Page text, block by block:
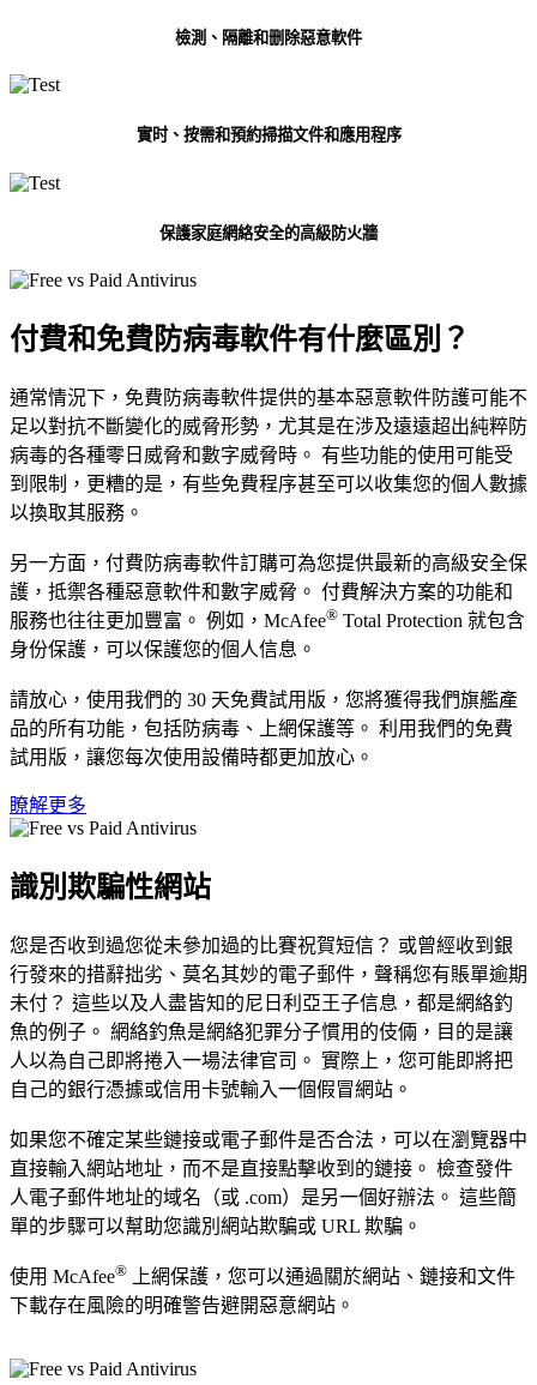
檢測、隔離和删除惡意軟件
實时、按需和預約掃描文件和應用程序
保護家庭網絡安全的高級防火牆
付費和免費防病毒軟件有什麼區別？
通常情況下，免費防病毒軟件提供的基本惡意軟件防護可能不
足以對抗不斷變化的威脅形勢，尤其是在涉及遠遠超出純粹防
病毒的各種零日威脅和數字威脅時。 有些功能的使用可能受
到限制，更糟的是，有些免費程序甚至可以收集您的個人數據
以換取其服務。
另一方面，付費防病毒軟件訂購可為您提供最新的高級安全保
護，抵禦各種惡意軟件和數字威脅。 付費解決方案的功能和
服務也往往更加豐富。 例如，McAfee® Total Protection 就包含
身份保護，可以保護您的個人信息。
請放心，使用我們的 30 天免費試用版，您將獲得我們旗艦產
品的所有功能，包括防病毒、上網保護等。 利用我們的免費
試用版，讓您每次使用設備時都更加放心。
瞭解更多
識別欺騙性網站
您是否收到過您從未參加過的比賽祝賀短信？ 或曾經收到銀
行發來的措辭拙劣、莫名其妙的電子郵件，聲稱您有賬單逾期
未付？ 這些以及人盡皆知的尼日利亞王子信息，都是網絡釣
魚的例子。 網絡釣魚是網絡犯罪分子慣用的伎倆，目的是讓
人以為自己即將捲入一場法律官司。 實際上，您可能即將把
自己的銀行憑據或信用卡號輸入一個假冒網站。
如果您不確定某些鏈接或電子郵件是否合法，可以在瀏覽器中
直接輸入網站地址，而不是直接點擊收到的鏈接。 檢查發件
人電子郵件地址的域名（或 .com）是另一個好辦法。 這些簡
單的步驟可以幫助您識別網站欺騙或 URL 欺騙。
使用 McAfee® 上網保護，您可以通過關於網站、鏈接和文件
下載存在風險的明確警告避開惡意網站。